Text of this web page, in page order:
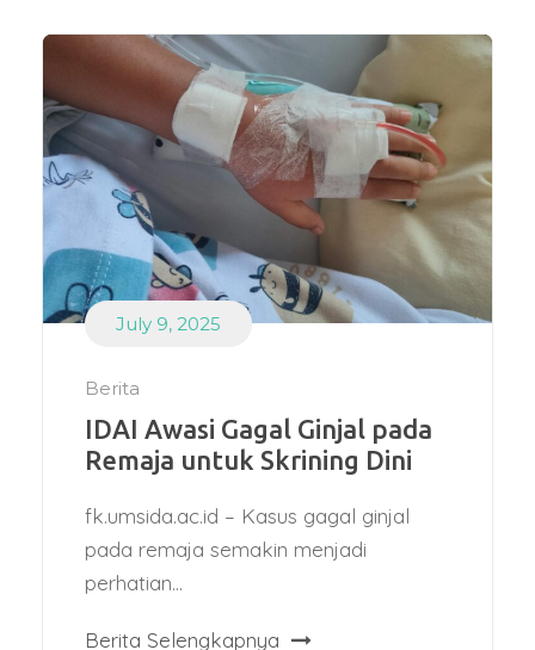
July 9, 2025
Berita
IDAI Awasi Gagal Ginjal pada
Remaja untuk Skrining Dini
fk.umsida.ac.id – Kasus gagal ginjal
pada remaja semakin menjadi
perhatian...
Berita Selengkapnya